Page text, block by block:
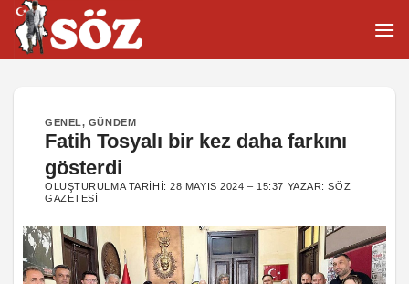
İçeriğe
atla
GENEL, GÜNDEM
Fatih Tosyalı bir kez daha farkını
gösterdi
OLUŞTURULMA TARIHI:28 MAYIS 2024 – 15:37 YAZAR:SÖZ
GAZETESI